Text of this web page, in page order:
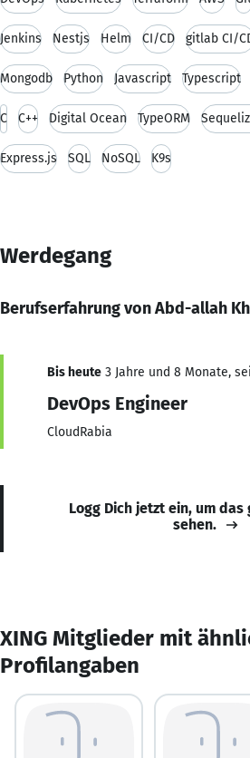
Jenkins Nestjs Helm CI/CD gitlab CI/
Mongodb Python Javascript Typescript
C C++ Digital Ocean TypeORM
Express.js SQL NoSQL K9s
Werdegang
Berufserfahrung von Abd-allah
Bis heute 3 Jahre und 8 Monate,
DevOps Engineer
CloudRabia
Logg Dich jetzt ein, um das
sehen.
XING Mitglieder mit
Profilangaben